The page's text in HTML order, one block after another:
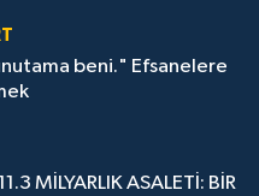
beni." Efsanelere
MİLYARLIK ASALETİ: BİR